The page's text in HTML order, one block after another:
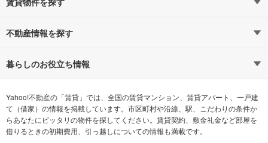
路線・駅から探す
通勤時間から探す
不動産会社から探す 希望の条件から探す
テーマから探す ランキングから探す
不動産情報を探す
不動産・住宅
新築マンション 中古マンション
新築一戸建て 中古一戸建て
暮らしのお役立ち情報
マンションカタログ 教えて！住まいの先生
Yahoo!不動産の「賃貸」では、全国の賃貸マンション、賃貸アパート、一戸建
て（借家）の情報を掲載しています。市区町村や沿線、駅、こだわりの条件か
らあなたにピッタリの物件を探してください。賃貸契約、敷金礼金など部屋を
借りるときの初期費用、引っ越しについての情報も満載です。